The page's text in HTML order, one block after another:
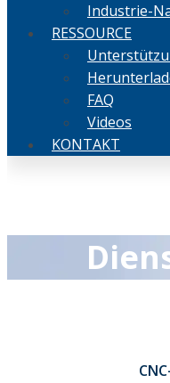
Industrie-
RESSOURCE
FAQ
Videos
KONTAKT